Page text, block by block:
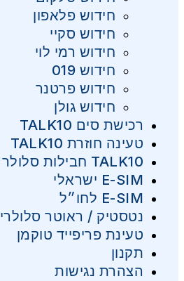
חידוש פלאפון
חידוש סקיי
חידוש רמי לוי
חידוש 019
חידוש פרטנר
חידוש גולן
רכישת סים TALK10
טעינה חוזרת TALK10
TALK10 חבילות סלולר שנתיות
E-SIM ישראלי
E-SIM לחו״ל
נטסטיק / ראוטר סלולרי
טעינת פריפייד טוקמן
תקנון
הצהרת נגישות